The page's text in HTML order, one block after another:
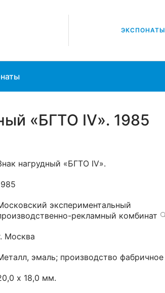
ЭКСПОНАТЫ
«БГТО IV». 1985
нагрудный «БГТО IV».
экспериментальный
рекламный комбинат
Москва
эмаль; производство фабричное
х 18,0 мм.